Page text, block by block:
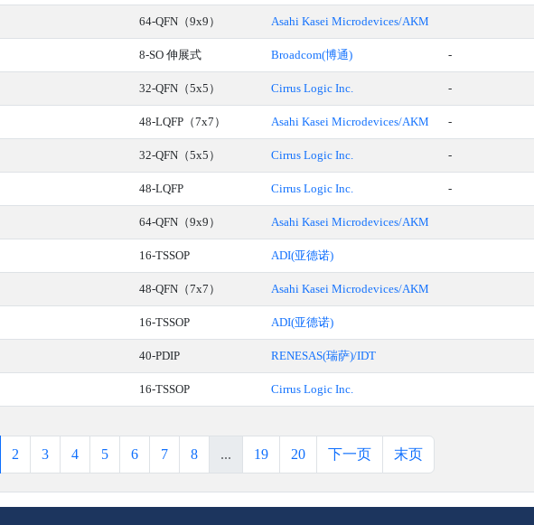
64-QFN（9x9） Asahi Kasei Microdevices/AKM
8-SO 伸展式 Broadcom(博通) -
32-QFN（5x5） Cirrus Logic Inc. -
48-LQFP（7x7） Asahi Kasei Microdevices/AKM -
32-QFN（5x5） Cirrus Logic Inc. -
48-LQFP Cirrus Logic Inc. -
64-QFN（9x9） Asahi Kasei Microdevices/AKM
16-TSSOP ADI(亚德诺)
48-QFN（7x7） Asahi Kasei Microdevices/AKM
16-TSSOP ADI(亚德诺)
40-PDIP RENESAS(瑞萨)/IDT
16-TSSOP Cirrus Logic Inc.
2 3 4 5 6 7 8 ... 19 20 下一页 末页